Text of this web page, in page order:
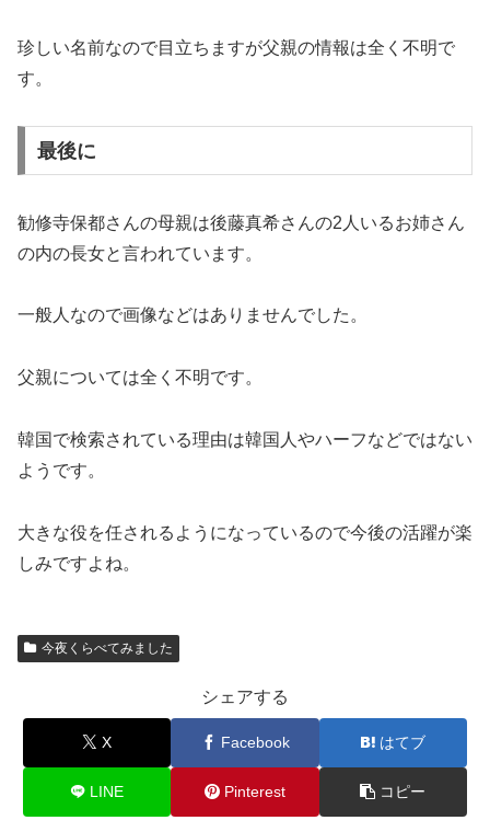
珍しい名前なので目立ちますが父親の情報は全く不明で
す。
最後に
勧修寺保都さんの母親は後藤真希さんの2人いるお姉さん
の内の長女と言われています。
一般人なので画像などはありませんでした。
父親については全く不明です。
韓国で検索されている理由は韓国人やハーフなどではない
ようです。
大きな役を任されるようになっているので今後の活躍が楽
しみですよね。
今夜くらべてみました
シェアする
X Facebook はてブ
LINE Pinterest コピー